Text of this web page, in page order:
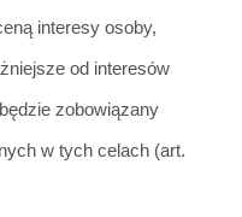
interesy osoby,
od interesów
zobowiązany
w tych celach (art.